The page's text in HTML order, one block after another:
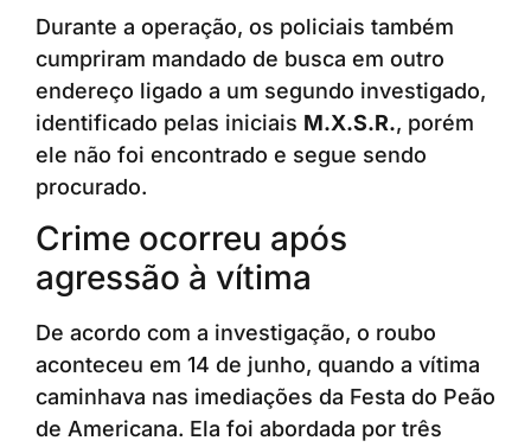
Durante a operação, os policiais também
cumpriram mandado de busca em outro
endereço ligado a um segundo investigado,
identificado pelas iniciais M.X.S.R., porém
ele não foi encontrado e segue sendo
procurado.
Crime ocorreu após
agressão à vítima
De acordo com a investigação, o roubo
aconteceu em 14 de junho, quando a vítima
caminhava nas imediações da Festa do Peão
de Americana. Ela foi abordada por três